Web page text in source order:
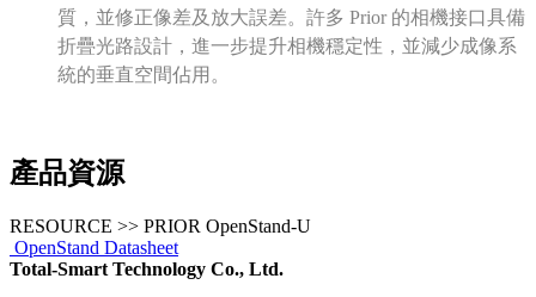
質，並修正像差及放大誤差。許多 Prior 的相機接口具備
折疊光路設計，進一步提升相機穩定性，並減少成像系
統的垂直空間佔用。
產品資源
RESOURCE >> PRIOR OpenStand-U
OpenStand Datasheet
Total-Smart Technology Co., Ltd.